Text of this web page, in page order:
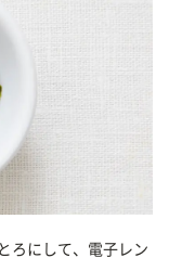
ろにして、電子レン